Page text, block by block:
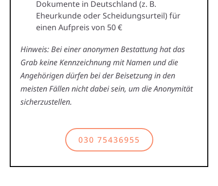
Dokumente in Deutschland (z. B.
Eheurkunde oder Scheidungsurteil) für
einen Aufpreis von 50 €
Hinweis: Bei einer anonymen Bestattung hat das
Grab keine Kennzeichnung mit Namen und die
Angehörigen dürfen bei der Beisetzung in den
meisten Fällen nicht dabei sein, um die Anonymität
sicherzustellen.
030 75436955